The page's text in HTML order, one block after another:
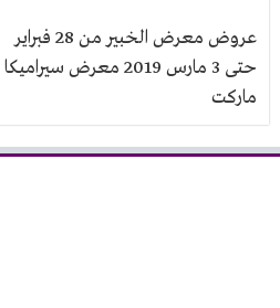
عروض معرض الخبير من 28 فبراير
حتى 3 مارس 2019 معرض سيراميكا
ماركت